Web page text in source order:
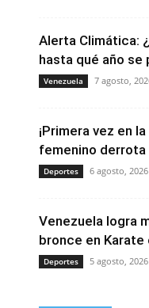
Alerta Climática:
hasta qué año se
Venezuela 7 agosto,
¡Primera vez en
femenino derrota
Deportes 6 agosto, 2026
Venezuela logra
bronce en Karate
Deportes 5 agosto, 2026